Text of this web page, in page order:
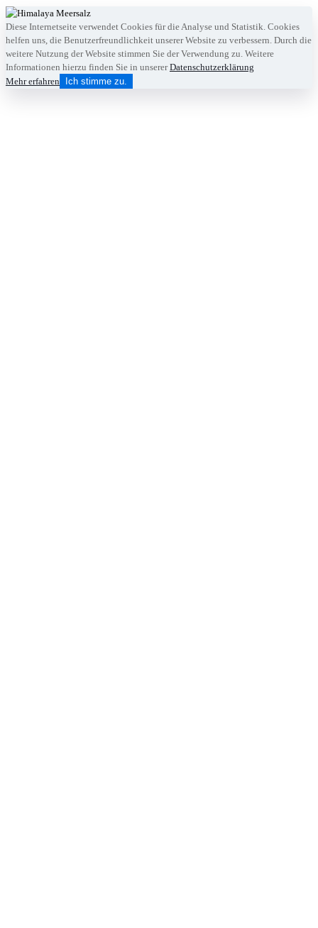
Diese Internetseite verwendet Cookies für die Analyse und Statistik. Cookies
helfen uns, die Benutzerfreundlichkeit unserer Website zu verbessern. Durch die
weitere Nutzung der Website stimmen Sie der Verwendung zu. Weitere
Informationen hierzu finden Sie in unsererDatenschutzerklärung
Mehr erfahren
Ich stimme zu.